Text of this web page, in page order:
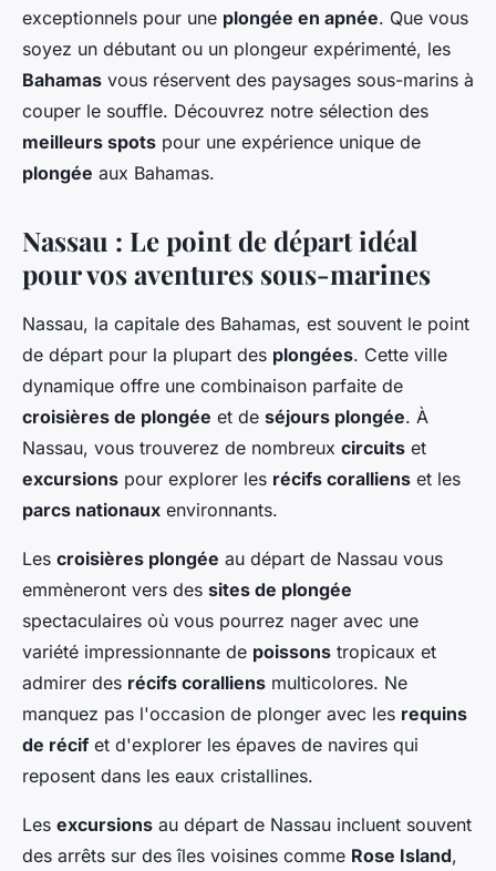
exceptionnels pour une plongée en apnée. Que vous
soyez un débutant ou un plongeur expérimenté, les
Bahamas vous réservent des paysages sous-marins à
couper le souffle. Découvrez notre sélection des
meilleurs spots pour une expérience unique de
plongée aux Bahamas.
Nassau : Le point de départ idéal
pour vos aventures sous-marines
Nassau, la capitale des Bahamas, est souvent le point
de départ pour la plupart des plongées. Cette ville
dynamique offre une combinaison parfaite de
croisières de plongée et de séjours plongée. À
Nassau, vous trouverez de nombreux circuits et
excursions pour explorer les récifs coralliens et les
parcs nationaux environnants.
Les croisières plongée au départ de Nassau vous
emmèneront vers des sites de plongée
spectaculaires où vous pourrez nager avec une
variété impressionnante de poissons tropicaux et
admirer des récifs coralliens multicolores. Ne
manquez pas l'occasion de plonger avec les requins
de récif et d'explorer les épaves de navires qui
reposent dans les eaux cristallines.
Les excursions au départ de Nassau incluent souvent
des arrêts sur des îles voisines comme Rose Island,